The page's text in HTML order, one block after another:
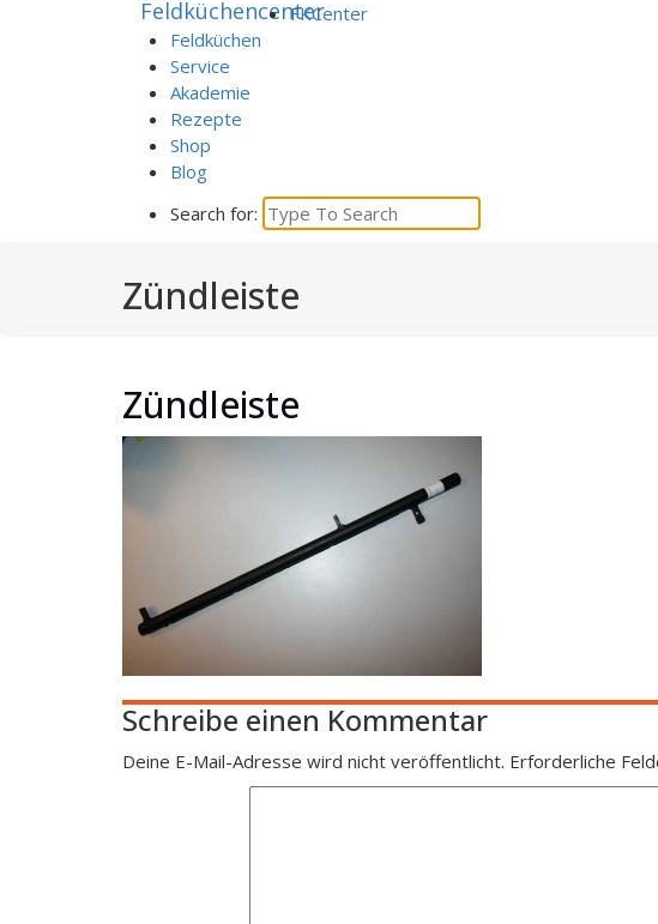
FKCenter
Feldküchen
Service
Akademie
Rezepte
Shop
Blog
Search for:
Zündleiste
Zündleiste
Schreibe einen Kommentar
Deine E-Mail-Adresse wird nicht veröffentlicht. Erforderliche